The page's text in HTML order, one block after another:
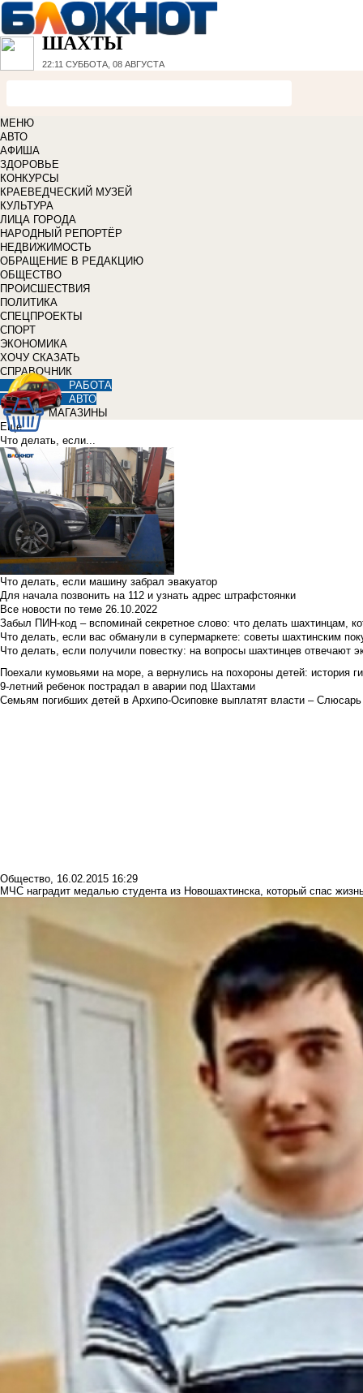
ШАХТЫ
22:11 СУББОТА, 08 АВГУСТА
МЕНЮ
АВТО
АФИША
ЗДОРОВЬЕ
КОНКУРСЫ
КРАЕВЕДЧЕСКИЙ МУЗЕЙ
КУЛЬТУРА
ЛИЦА ГОРОДА
НАРОДНЫЙ РЕПОРТЁР
НЕДВИЖИМОСТЬ
ОБРАЩЕНИЕ В РЕДАКЦИЮ
ОБЩЕСТВО
ПРОИСШЕСТВИЯ
ПОЛИТИКА
СПЕЦПРОЕКТЫ
СПОРТ
ЭКОНОМИКА
ХОЧУ СКАЗАТЬ
СПРАВОЧНИК
РАБОТА
АВТО
МАГАЗИНЫ
Еще
Что делать, если...
Что делать, если машину забрал эвакуатор
Для начала позвонить на 112 и узнать адрес штрафстоянки
Все новости по теме 26.10.2022
Забыл ПИН-код – вспоминай секретное слово: что делать шахтинцам,
Что делать, если вас обманули в супермаркете: советы шахтинским
Что делать, если получили повестку: на вопросы шахтинцев отвечают
Поехали кумовьями на море, а вернулись на похороны детей: история
9-летний ребенок пострадал в аварии под Шахтами
Семьям погибших детей в Архипо-Осиповке выплатят власти – Слюсарь
Общество, 16.02.2015 16:29
МЧС наградит медалью студента из Новошахтинска, который спас